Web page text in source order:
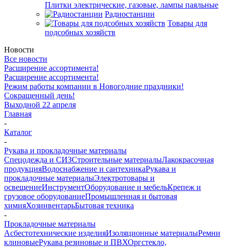
Плитки электрические, газовые, лампы паяльные
Радиостанции
Товары для
подсобных хозяйств
Новости
Все новости
Расширение ассортимента!
Расширение ассортимента!
Режим работы компании в Новогодние праздники!
Сокращенный день!
Выходной 22 апреля
Главная
-
Каталог
-
Рукава и прокладочные материалы
Спецодежда и СИЗСтроительные материалыЛакокрасочная
продукцияВодоснабжение и сантехникаРукава и
прокладочные материалыЭлектротовары и
освещениеИнструментОборудование и мебельКрепеж и
грузовое оборудованиеПромышленная и бытовая
химияХозинвентарьБытовая техника
-
Прокладочные материалы
Асбестотехнические изделияИзоляционные материалыРемни
клиновыеРукава резиновые и ПВХОргстекло,